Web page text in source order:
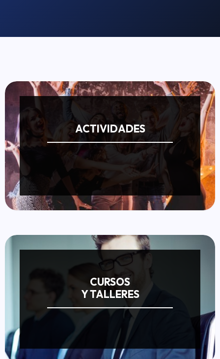
ACTIVIDADES
CURSOS
Y TALLERES